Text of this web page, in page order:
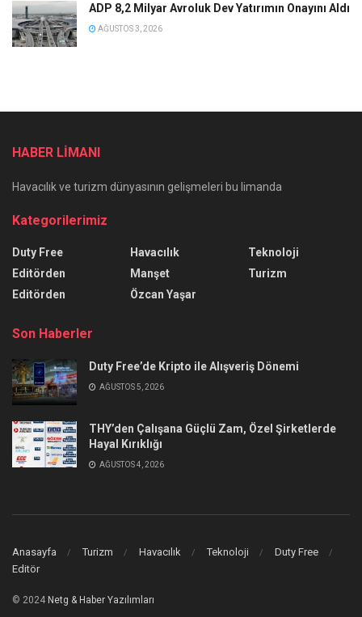
ADP 8,2 Milyar Avroluk Dev Yatırımın Onayını Aldı
AĞUSTOS 3, 2026
HABER LİMANI
Havacılık ve turizm dünyasının gelişmeleri bu limanda
Kategorilerimiz
Duty Free
Editörden
Editörden
Havacılık
Manşet
Özcan Yaşar
Teknoloji
Turizm
Son Haberler
Duty Free’de Kripto ile Alışveriş Dönemi
AĞUSTOS 5, 2026
THY’den Çalışana Güçlü Zam, Özel Şirketlerde
Hayal Kırıklığı
AĞUSTOS 4, 2026
Anasayfa Turizm Havacılık Teknoloji
Duty Free
Editör
© 2024 Netg & Haber Yazılımları